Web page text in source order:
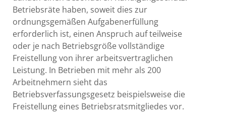
Betriebsräte haben, soweit dies zur
ordnungsgemäßen Aufgabenerfüllung
erforderlich ist, einen Anspruch auf teilweise
oder je nach Betriebsgröße vollständige
Freistellung von ihrer arbeitsvertraglichen
Leistung. In Betrieben mit mehr als 200
Arbeitnehmern sieht das
Betriebsverfassungsgesetz beispielsweise die
Freistellung eines Betriebsratsmitgliedes vor.